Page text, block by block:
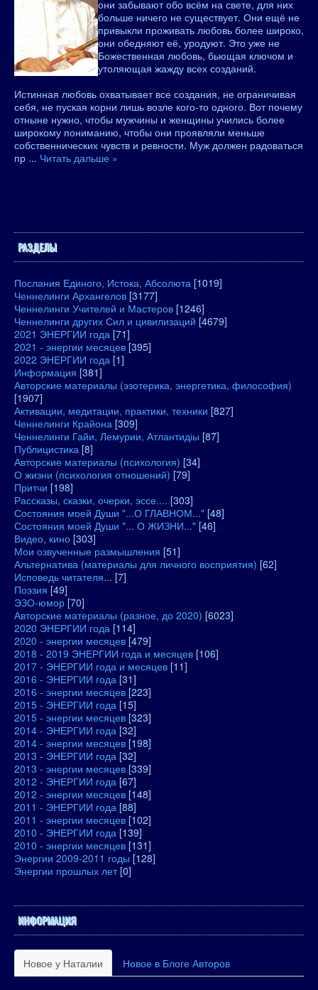
они забывают обо всём на свете, для них
больше ничего не существует. Они ещё не
привыкли проживать любовь более широко,
они обедняют её, уродуют. Это уже не
Божественная любовь, бьющая ключом и
утоляющая жажду всех созданий.
Истинная любовь охватывает все создания, не ограничивая
себя, не пуская корни лишь возле кого-то одного. Вот почему
отныне нужно, чтобы мужчины и женщины учились более
широкому пониманию, чтобы они проявляли меньше
собственнических чувств и ревности. Муж должен радоваться
пр ... Читать дальше »
РАЗДЕЛЫ
Послания Единого, Истока, Абсолюта [1019]
Ченнелинги Архангелов [3177]
Ченнелинги Учителей и Мастеров [1246]
Ченнелинги других Сил и цивилизаций [4679]
2021 ЭНЕРГИИ года [71]
2021 - энергии месяцев [395]
2022 ЭНЕРГИИ года [1]
Информация [381]
Авторские материалы (эзотерика, энергетика, философия)
[1907]
Активации, медитации, практики, техники [827]
Ченнелинги Крайона [309]
Ченнелинги Гайи, Лемурии, Атлантидіы [87]
Публицистика [8]
Авторские материалы (психология) [34]
О жизни (психология отношений) [79]
Притчи [198]
Рассказы, сказки, очерки, эссе.... [303]
Состояния моей Души "...О ГЛАВНОМ..." [48]
Состояния моей Души "... О ЖИЗНИ..." [46]
Видео, кино [303]
Мои озвученные размышления [51]
Альтернатива (материалы для личного восприятия) [62]
Исповедь читателя... [7]
Поэзия [49]
ЭЗО-юмор [70]
Авторские материалы (разное, до 2020) [6023]
2020 ЭНЕРГИИ года [114]
2020 - энергии месяцев [479]
2018 - 2019 ЭНЕРГИИ года и месяцев [106]
2017 - ЭНЕРГИИ года и месяцев [11]
2016 - ЭНЕРГИИ года [31]
2016 - энергии месяцев [223]
2015 - ЭНЕРГИИ года [15]
2015 - энергии месяцев [323]
2014 - ЭНЕРГИИ года [32]
2014 - энергии месяцев [198]
2013 - ЭНЕРГИИ года [32]
2013 - энергии месяцев [339]
2012 - ЭНЕРГИИ года [67]
2012 - энергии месяцев [148]
2011 - ЭНЕРГИИ года [88]
2011 - энергии месяцев [102]
2010 - ЭНЕРГИИ года [139]
2010 - энергии месяцев [131]
Энергии 2009-2011 годы [128]
Энергии прошлых лет [0]
ИНФОРМАЦИЯ
Новое у Наталии Новое в Блоге Авторов